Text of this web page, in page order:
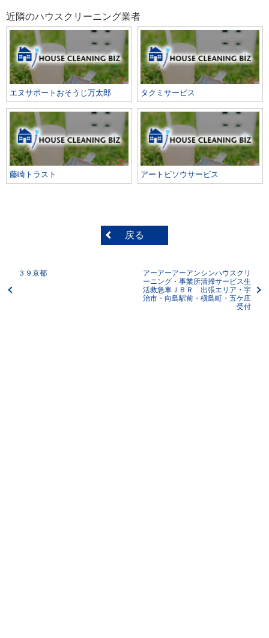
近隣のハウスクリーニング業者
エヌサポートおそうじ万太郎 タクミサービス
藤崎トラスト アートビソウサービス
戻る
３９京都
アーアーアーアンシンハウスクリ
ーニング・事業所清掃サービス生
活救急車ＪＢＲ 出張エリア・宇
治市・向島駅前・槇島町・五ケ庄
受付